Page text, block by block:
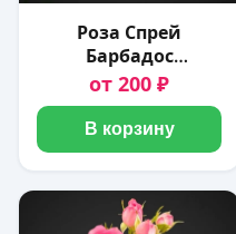
Роза Спрей
Барбадос
(лососевая)
от 200 ₽
В корзину